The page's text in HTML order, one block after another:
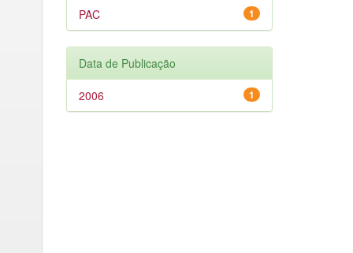
1
PAC
Data de Publicação
1
2006